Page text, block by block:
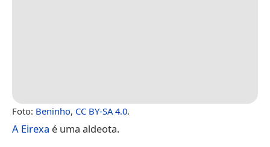
Foto: Beninho, CC BY-SA 4.0.
A Eirexa é uma aldeota.